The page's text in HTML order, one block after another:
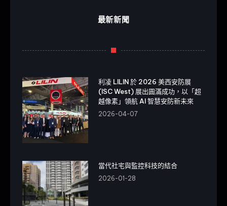
最新新聞
利凌 LILIN 於 2026 美西安防展
(ISC West) 展出圓滿成功，以「超
越像素」領航 AI 智慧安防新未來
2026-04-07
當代社宅與監控科技的結合
2026-01-28